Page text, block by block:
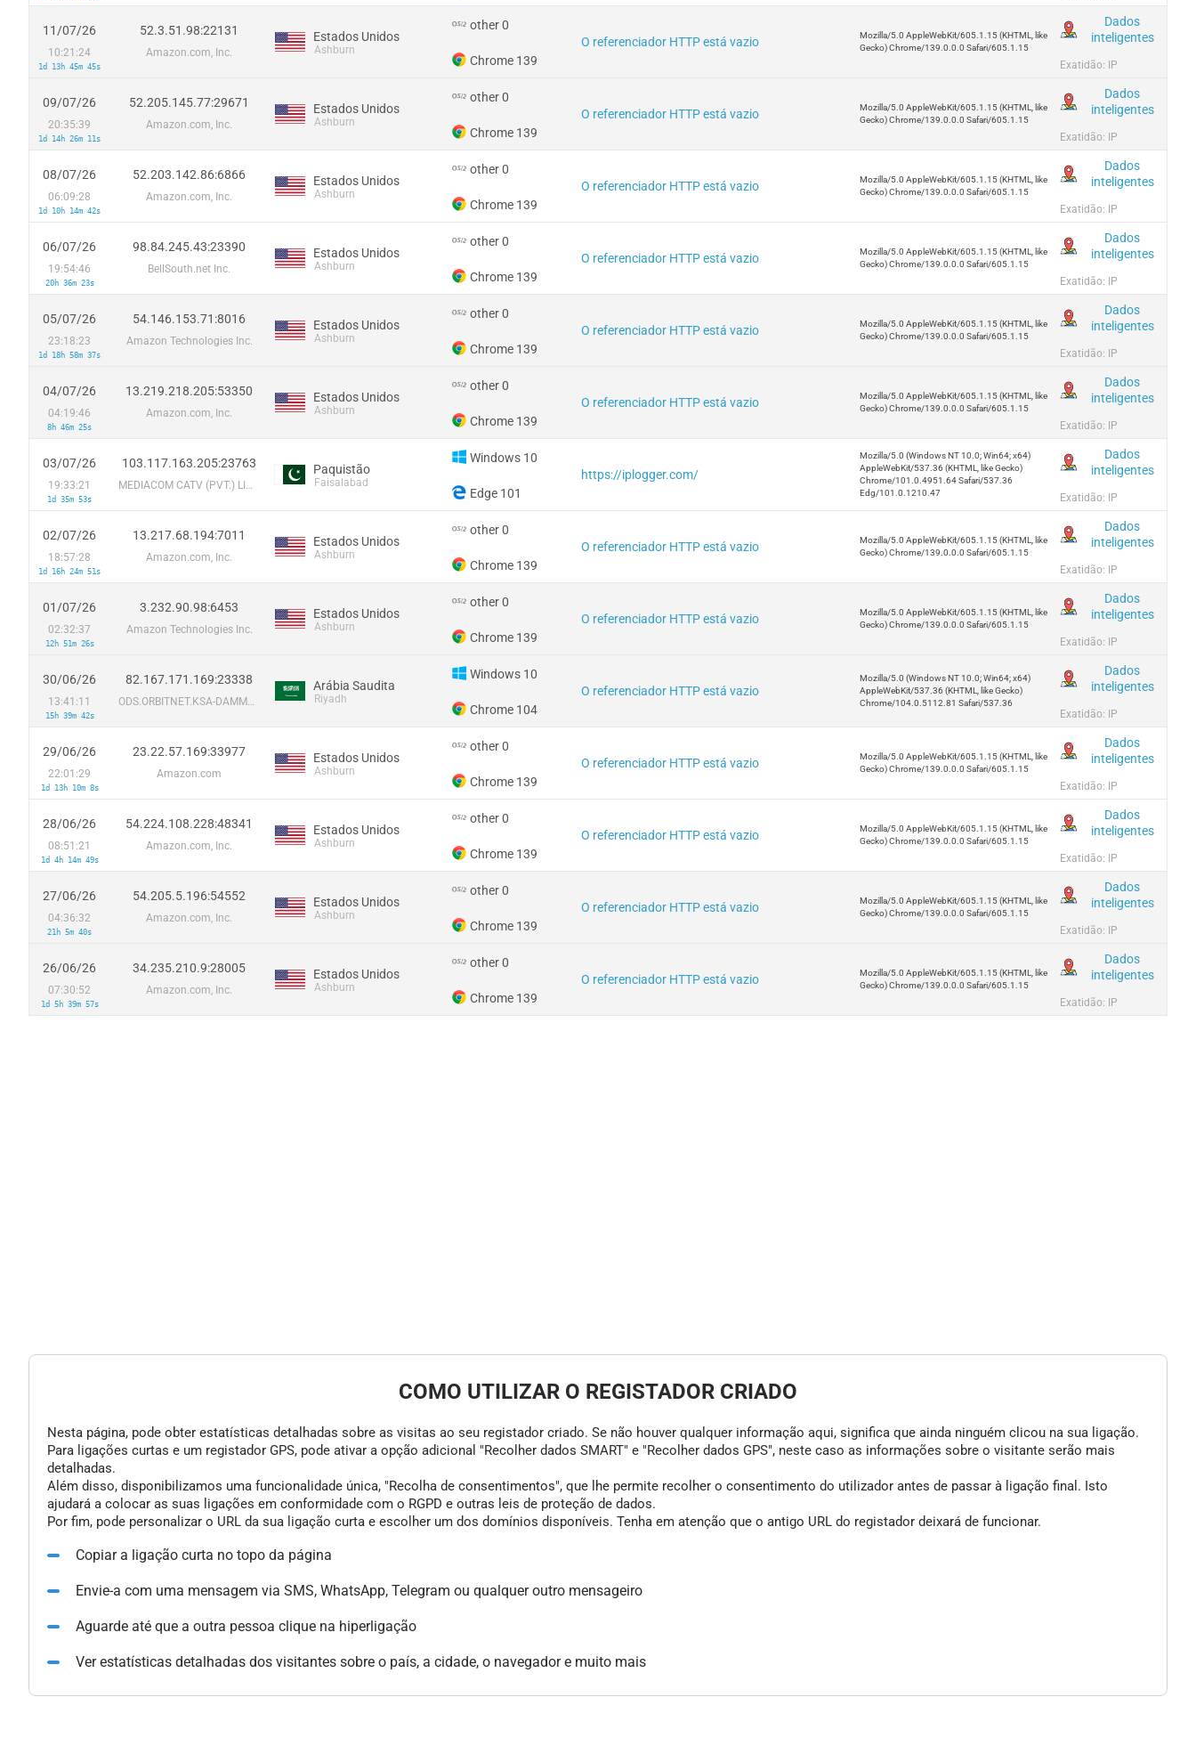
11/07/26
10:21:24
1d 13h 45m 45s
52.3.51.98:22131
Amazon.com, Inc.
Estados Unidos
Ashburn
other 0
Chrome 139
O referenciador HTTP está vazio
Mozilla/5.0 AppleWebKit/605.1.15 (KHTML, like
Gecko) Chrome/139.0.0.0 Safari/605.1.15
Dados
inteligentes
Exatidão: IP
09/07/26
20:35:39
1d 14h 26m 11s
52.205.145.77:29671
Amazon.com, Inc.
Estados Unidos
Ashburn
other 0
Chrome 139
O referenciador HTTP está vazio
Mozilla/5.0 AppleWebKit/605.1.15 (KHTML, like
Gecko) Chrome/139.0.0.0 Safari/605.1.15
Dados
inteligentes
Exatidão: IP
08/07/26
06:09:28
1d 10h 14m 42s
52.203.142.86:6866
Amazon.com, Inc.
Estados Unidos
Ashburn
other 0
Chrome 139
O referenciador HTTP está vazio
Mozilla/5.0 AppleWebKit/605.1.15 (KHTML, like
Gecko) Chrome/139.0.0.0 Safari/605.1.15
Dados
inteligentes
Exatidão: IP
06/07/26
19:54:46
20h 36m 23s
98.84.245.43:23390
BellSouth.net Inc.
Estados Unidos
Ashburn
other 0
Chrome 139
O referenciador HTTP está vazio
Mozilla/5.0 AppleWebKit/605.1.15 (KHTML, like
Gecko) Chrome/139.0.0.0 Safari/605.1.15
Dados
inteligentes
Exatidão: IP
05/07/26
23:18:23
1d 18h 58m 37s
54.146.153.71:8016
Amazon Technologies Inc.
Estados Unidos
Ashburn
other 0
Chrome 139
O referenciador HTTP está vazio
Mozilla/5.0 AppleWebKit/605.1.15 (KHTML, like
Gecko) Chrome/139.0.0.0 Safari/605.1.15
Dados
inteligentes
Exatidão: IP
04/07/26
04:19:46
8h 46m 25s
13.219.218.205:53350
Amazon.com, Inc.
Estados Unidos
Ashburn
other 0
Chrome 139
O referenciador HTTP está vazio
Mozilla/5.0 AppleWebKit/605.1.15 (KHTML, like
Gecko) Chrome/139.0.0.0 Safari/605.1.15
Dados
inteligentes
Exatidão: IP
03/07/26
19:33:21
1d 35m 53s
103.117.163.205:23763
MEDIACOM CATV (PVT.) LIMITED
Paquistão
Faisalabad
Windows 10
Edge 101
https://iplogger.com/
Mozilla/5.0 (Windows NT 10.0; Win64; x64)
AppleWebKit/537.36 (KHTML, like Gecko)
Chrome/101.0.4951.64 Safari/537.36
Edg/101.0.1210.47
Dados
inteligentes
Exatidão: IP
02/07/26
18:57:28
1d 16h 24m 51s
13.217.68.194:7011
Amazon.com, Inc.
Estados Unidos
Ashburn
other 0
Chrome 139
O referenciador HTTP está vazio
Mozilla/5.0 AppleWebKit/605.1.15 (KHTML, like
Gecko) Chrome/139.0.0.0 Safari/605.1.15
Dados
inteligentes
Exatidão: IP
01/07/26
02:32:37
12h 51m 26s
3.232.90.98:6453
Amazon Technologies Inc.
Estados Unidos
Ashburn
other 0
Chrome 139
O referenciador HTTP está vazio
Mozilla/5.0 AppleWebKit/605.1.15 (KHTML, like
Gecko) Chrome/139.0.0.0 Safari/605.1.15
Dados
inteligentes
Exatidão: IP
30/06/26
13:41:11
15h 39m 42s
82.167.171.169:23338
ODS.ORBITNET.KSA-DAMMAM
Arábia Saudita
Riyadh
Windows 10
Chrome 104
O referenciador HTTP está vazio
Mozilla/5.0 (Windows NT 10.0; Win64; x64)
AppleWebKit/537.36 (KHTML, like Gecko)
Chrome/104.0.5112.81 Safari/537.36
Dados
inteligentes
Exatidão: IP
29/06/26
22:01:29
1d 13h 10m 8s
23.22.57.169:33977
Amazon.com
Estados Unidos
Ashburn
other 0
Chrome 139
O referenciador HTTP está vazio
Mozilla/5.0 AppleWebKit/605.1.15 (KHTML, like
Gecko) Chrome/139.0.0.0 Safari/605.1.15
Dados
inteligentes
Exatidão: IP
28/06/26
08:51:21
1d 4h 14m 49s
54.224.108.228:48341
Amazon.com, Inc.
Estados Unidos
Ashburn
other 0
Chrome 139
O referenciador HTTP está vazio
Mozilla/5.0 AppleWebKit/605.1.15 (KHTML, like
Gecko) Chrome/139.0.0.0 Safari/605.1.15
Dados
inteligentes
Exatidão: IP
27/06/26
04:36:32
21h 5m 40s
54.205.5.196:54552
Amazon.com, Inc.
Estados Unidos
Ashburn
other 0
Chrome 139
O referenciador HTTP está vazio
Mozilla/5.0 AppleWebKit/605.1.15 (KHTML, like
Gecko) Chrome/139.0.0.0 Safari/605.1.15
Dados
inteligentes
Exatidão: IP
26/06/26
07:30:52
1d 5h 39m 57s
34.235.210.9:28005
Amazon.com, Inc.
Estados Unidos
Ashburn
other 0
Chrome 139
O referenciador HTTP está vazio
Mozilla/5.0 AppleWebKit/605.1.15 (KHTML, like
Gecko) Chrome/139.0.0.0 Safari/605.1.15
Dados
inteligentes
Exatidão: IP
COMO UTILIZAR O REGISTADOR CRIADO
Nesta página, pode obter estatísticas detalhadas sobre as visitas ao seu registador criado. Se não houver qualquer informação aqui, significa que ainda ninguém clicou na sua ligação.
Para ligações curtas e um registador GPS, pode ativar a opção adicional "Recolher dados SMART" e "Recolher dados GPS", neste caso as informações sobre o visitante serão mais
detalhadas.
Além disso, disponibilizamos uma funcionalidade única, "Recolha de consentimentos", que lhe permite recolher o consentimento do utilizador antes de passar à ligação final. Isto
ajudará a colocar as suas ligações em conformidade com o RGPD e outras leis de proteção de dados.
Por fim, pode personalizar o URL da sua ligação curta e escolher um dos domínios disponíveis. Tenha em atenção que o antigo URL do registador deixará de funcionar.
Copiar a ligação curta no topo da página
Envie-a com uma mensagem via SMS, WhatsApp, Telegram ou qualquer outro mensageiro
Aguarde até que a outra pessoa clique na hiperligação
Ver estatísticas detalhadas dos visitantes sobre o país, a cidade, o navegador e muito mais